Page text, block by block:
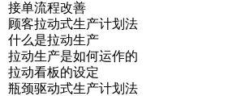
接单流程改善
顾客拉动式生产计划法
什么是拉动生产
拉动生产是如何运作的
拉动看板的设定
瓶颈驱动式生产计划法